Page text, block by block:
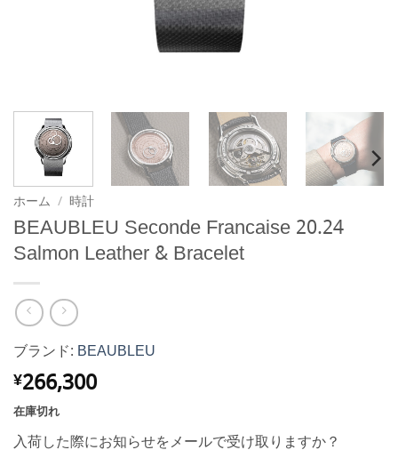
ホーム / 時計
BEAUBLEU Seconde Francaise 20.24
Salmon Leather & Bracelet
ブランド: BEAUBLEU
¥266,300
在庫切れ
入荷した際にお知らせをメールで受け取りますか？